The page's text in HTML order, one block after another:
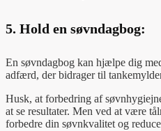
5. Hold en søvndagbog:
En søvndagbog kan hjælpe dig
adfærd, der bidrager til
Husk, at forbedring af
at se resultater. Men ved at være
forbedre din søvnkvalitet og